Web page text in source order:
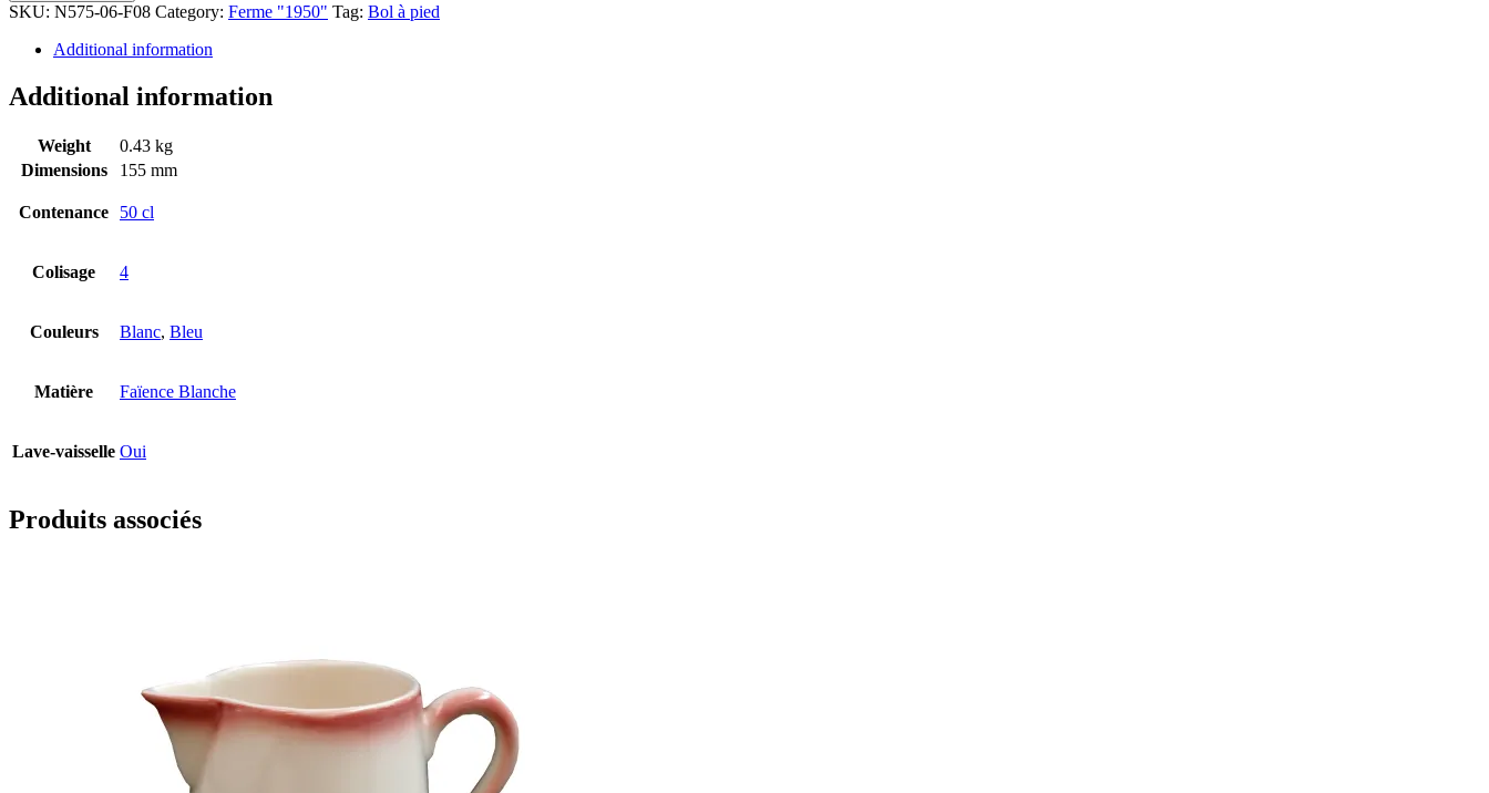
SKU: N575-06-F08 Category: Ferme "1950" Tag: Bol à pied
Additional information
Additional information
Weight
0.43 kg
Dimensions
155 mm
Contenance 50 cl
Colisage 4
Couleurs Blanc, Bleu
Matière Faïence Blanche
Lave-vaisselle Oui
Produits associés